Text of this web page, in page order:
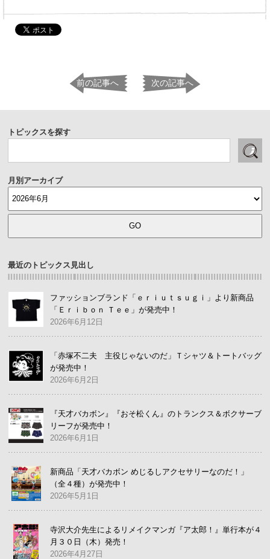
前の記事へ 次の記事へ
トピックスを探す
月別アーカイブ
最近のトピックス見出し
ファッションブランド「ｅｒｉｕｔｓｕｇｉ」より新商品
「Ｅｒｉｂｏｎ Ｔｅｅ」が発売中！
2026年6月12日
「赤塚不二夫 主役じゃないのだ」Ｔシャツ＆トートバッグ
が発売中！
2026年6月2日
『天才バカボン』『おそ松くん』のトランクス＆ボクサーブ
リーフが発売中！
2026年6月1日
新商品「天才バカボン めじるしアクセサリーなのだ！」
（全４種）が発売中！
2026年5月1日
寺沢大介先生によるリメイクマンガ『ア太郎！』単行本が４
月３０日（木）発売！
2026年4月27日